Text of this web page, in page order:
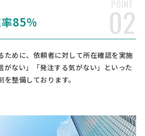
POINT
02
85%
ために、依頼者に対して所在確認を実施
がない」「発注する気がない」といった
整備しております。
東京都
内容] 縫製 染色 加工 プリント [品目] スカート
ューズ アクセサリー・宝飾 [素材] 生地 繊維 糸
] [必要となる数量] [納期] [その他ご質問、ご要
依頼地域 愛知県